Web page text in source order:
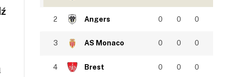
2 Angers 0 0 0
3 AS Monaco 0 0 0
4 Brest 0 0 0